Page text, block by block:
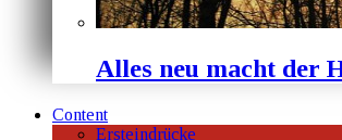
Alles neu macht der
Content
Ersteindrücke